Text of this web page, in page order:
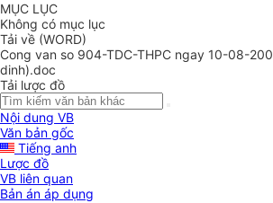
MỤC LỤC
Không có mục lục
Tải về (WORD)
Cong van so 904-TDC-THPC ngay 10-08-
dinh).doc
Tải lược đồ
Nội dung VB
Văn bản gốc
Tiếng anh
Lược đồ
VB liên quan
Bản án áp dụng